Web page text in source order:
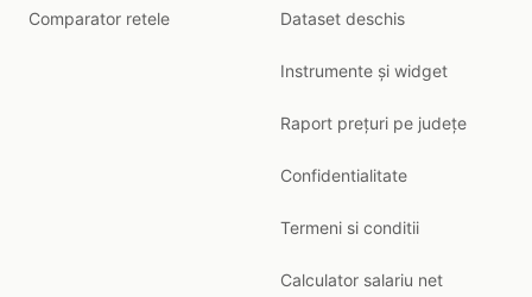
Comparator retele Dataset deschis
Instrumente și widget
Raport prețuri pe județe
Confidentialitate
Termeni si conditii
Calculator salariu net